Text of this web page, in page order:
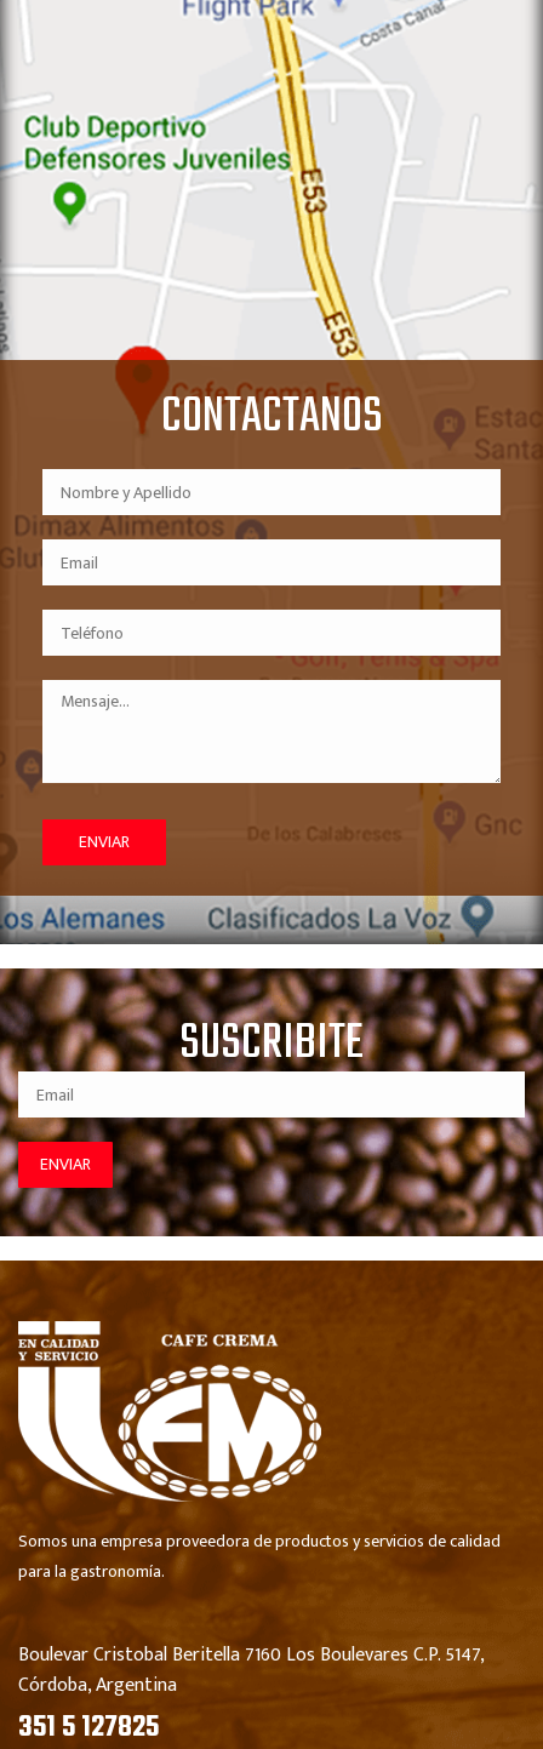
CONTACTANOS
SUSCRIBITE
Somos una empresa proveedora de productos y servicios de calidad
para la gastronomía.
Boulevar Cristobal Beritella 7160 Los Boulevares C.P. 5147,
Córdoba, Argentina
351 5 127825